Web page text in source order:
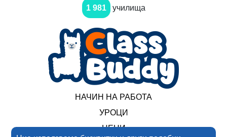
1 981 училища
НАЧИН НА РАБОТА
УРОЦИ
ЦЕНИ